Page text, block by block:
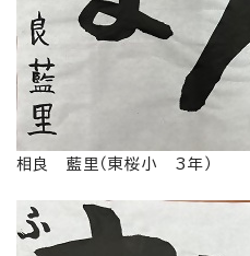
相良 藍里（東桜小 3年）